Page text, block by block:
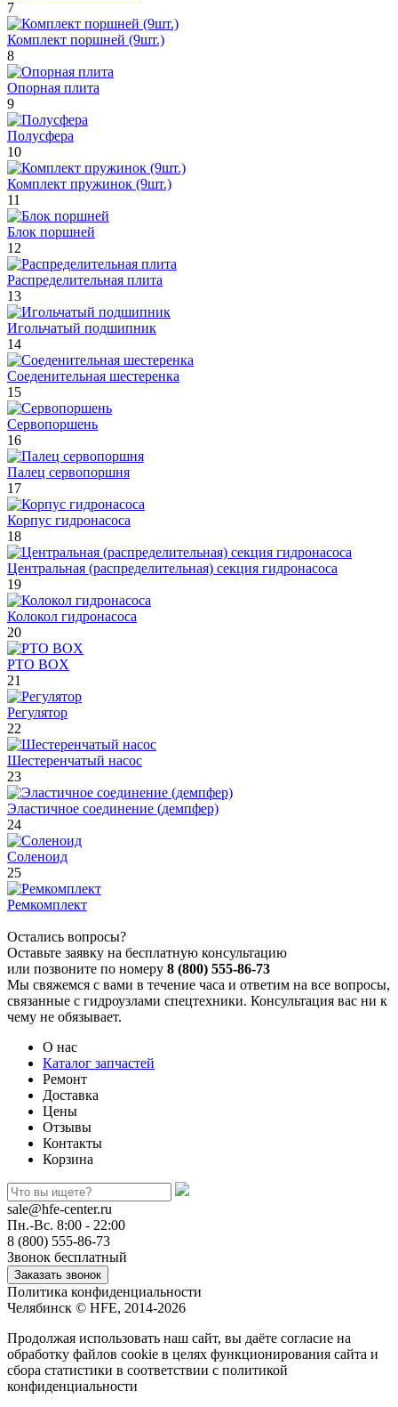
7
Комплект поршней (9шт.)
8
Опорная плита
9
Полусфера
10
Комплект пружинок (9шт.)
11
Блок поршней
12
Распределительная плита
13
Игольчатый подшипник
14
Соеденительная шестеренка
15
Сервопоршень
16
Палец сервопоршня
17
Корпус гидронасоса
18
Центральная (распределительная) секция гидронасоса
19
Колокол гидронасоса
20
PTO BOX
21
Регулятор
22
Шестеренчатый насос
23
Эластичное соединение (демпфер)
24
Соленоид
25
Ремкомплект
Остались вопросы?
Оставьте заявку на бесплатную консультацию
или позвоните по номеру 8 (800) 555-86-73
Мы свяжемся с вами в течение часа и ответим на все вопросы,
связанные с гидроузлами спецтехники. Консультация вас ни к
чему не обязывает.
О нас
Каталог запчастей
Ремонт
Доставка
Цены
Отзывы
Контакты
Корзина
sale@hfe-center.ru
Пн.-Вс. 8:00 - 22:00
8 (800) 555-86-73
Звонок бесплатный
Политика конфиденциальности
Челябинск © HFE, 2014-2026
Продолжая использовать наш сайт, вы даёте согласие на
обработку файлов cookie в целях функционирования сайта и
сбора статистики в соответствии с политикой
конфиденциальности